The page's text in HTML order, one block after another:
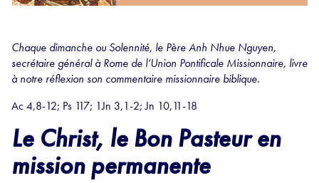
Chaque dimanche ou Solennité, le Père Anh Nhue Nguyen,
secrétaire général à Rome de l’Union Pontificale Missionnaire, livre
à notre réflexion son commentaire missionnaire biblique.
Ac 4,8-12; Ps 117; 1Jn 3,1-2; Jn 10,11-18
Le Christ, le Bon Pasteur en
mission permanente